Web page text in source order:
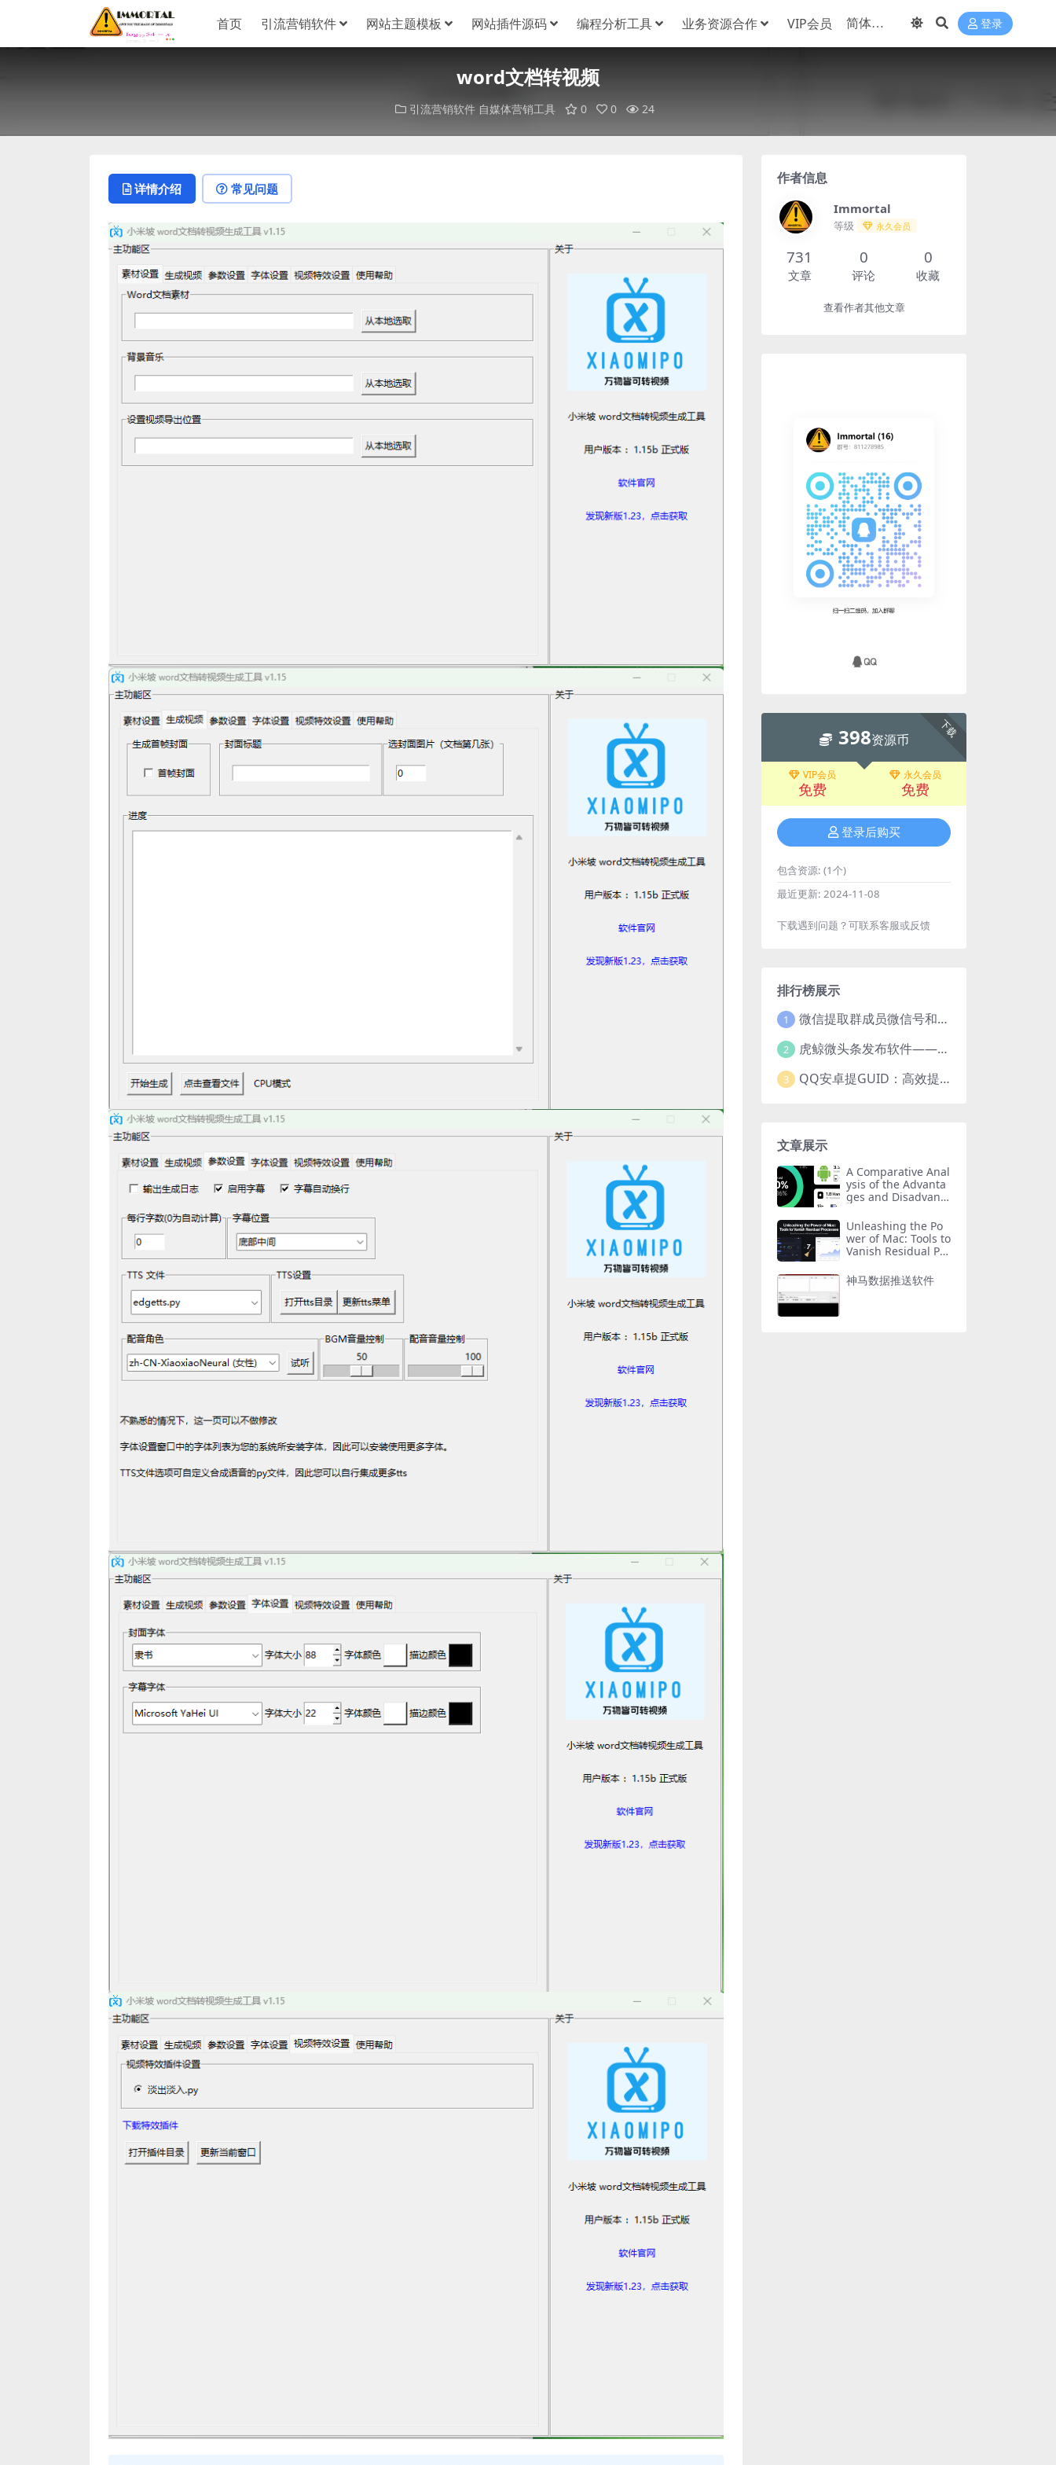
首页 引流营销软件 网站主题模板 网站插件源码 编程分析工具 业务资源合作 VIP会员 登录
word文档转视频
引流营销软件 自媒体营销工具 0 0 24
详情介绍 常见问题
作者信息
Immortal
等级 永久会员
731
文章
0
评论
0
收藏
查看作者其他文章
下载
398资源币
VIP会员
免费
永久会员
免费
登录后购买
包含资源: (1个)
最近更新: 2024-11-08
下载遇到问题？可联系客服或反馈
排行榜展示
1 微信提取群成员微信号和VXid工具：功能介绍与使用指南
2 虎鲸微头条发布软件——智能高效的自媒体管理工具
3 QQ安卓提GUID：高效提取常用安卓QQGUID的新工具
文章展示
A Comparative Anal
ysis of the Advanta
ges and Disadvanta
monyOS, Android,
and Apple iOS
Unleashing the Po
wer of Mac: Tools to
Vanish Residual Pro
神马数据推送软件